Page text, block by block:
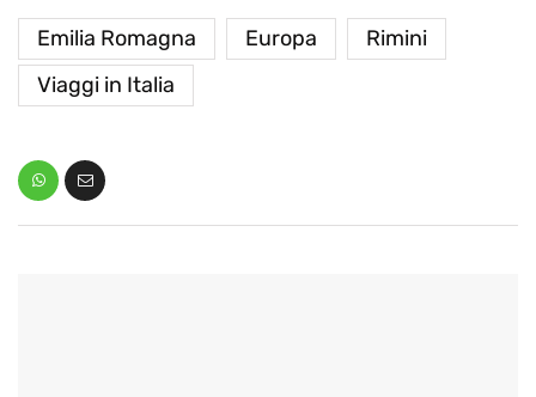
Emilia Romagna Europa
Rimini
Viaggi in Italia